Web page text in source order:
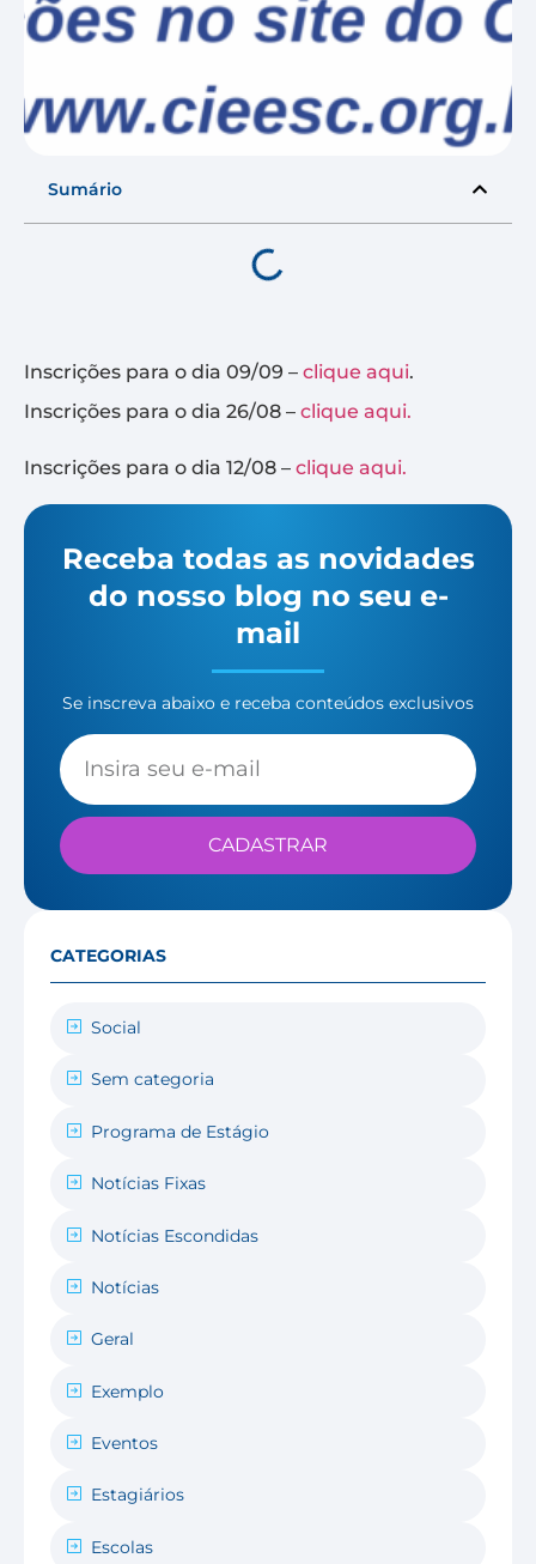
Sumário
Inscrições para o dia 09/09 – clique aqui.
Inscrições para o dia 26/08 – clique aqui.
Inscrições para o dia 12/08 – clique aqui.
Receba todas as novidades
do nosso blog no seu e-
mail
Se inscreva abaixo e receba conteúdos exclusivos
CADASTRAR
CATEGORIAS
Social
Sem categoria
Programa de Estágio
Notícias Fixas
Notícias Escondidas
Notícias
Geral
Exemplo
Eventos
Estagiários
Escolas